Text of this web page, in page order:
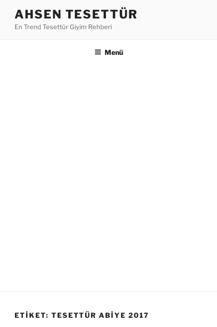
AHSEN TESETTÜR
En Trend Tesettür Giyim Rehberi
Menü
ETIKET: TESETTÜR ABIYE 2017